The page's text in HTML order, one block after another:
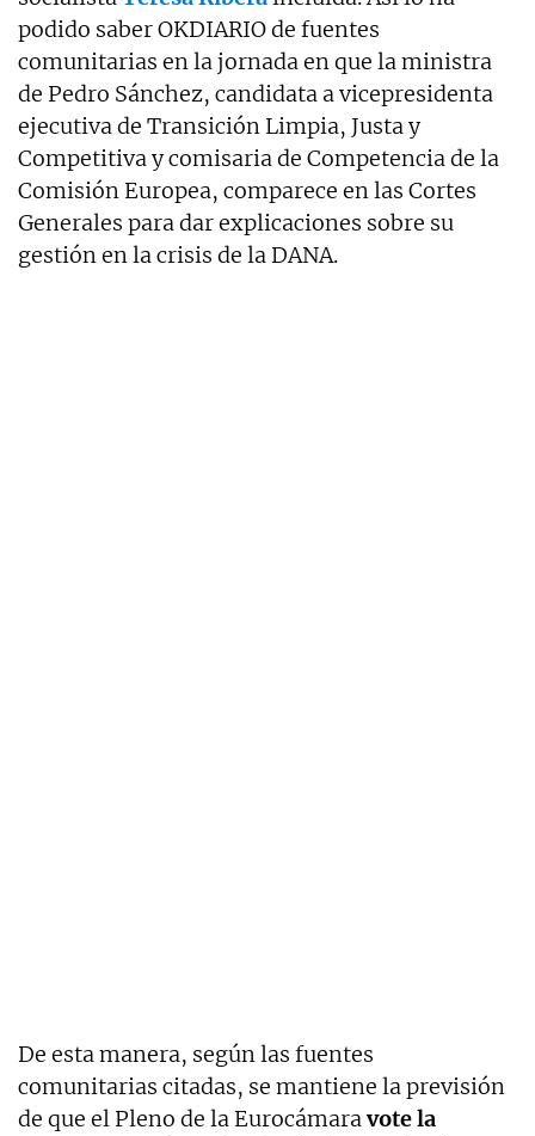
podido saber OKDIARIO de fuentes
comunitarias en la jornada en que la ministra
de Pedro Sánchez, candidata a vicepresidenta
ejecutiva de Transición Limpia, Justa y
Competitiva y comisaria de Competencia de la
Comisión Europea, comparece en las Cortes
Generales para dar explicaciones sobre su
gestión en la crisis de la DANA.
De esta manera, según las fuentes
comunitarias citadas, se mantiene la previsión
de que el Pleno de la Eurocámaravote la